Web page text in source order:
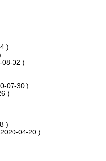
)
08-02 )
07-30 )
)
)
04-20 )